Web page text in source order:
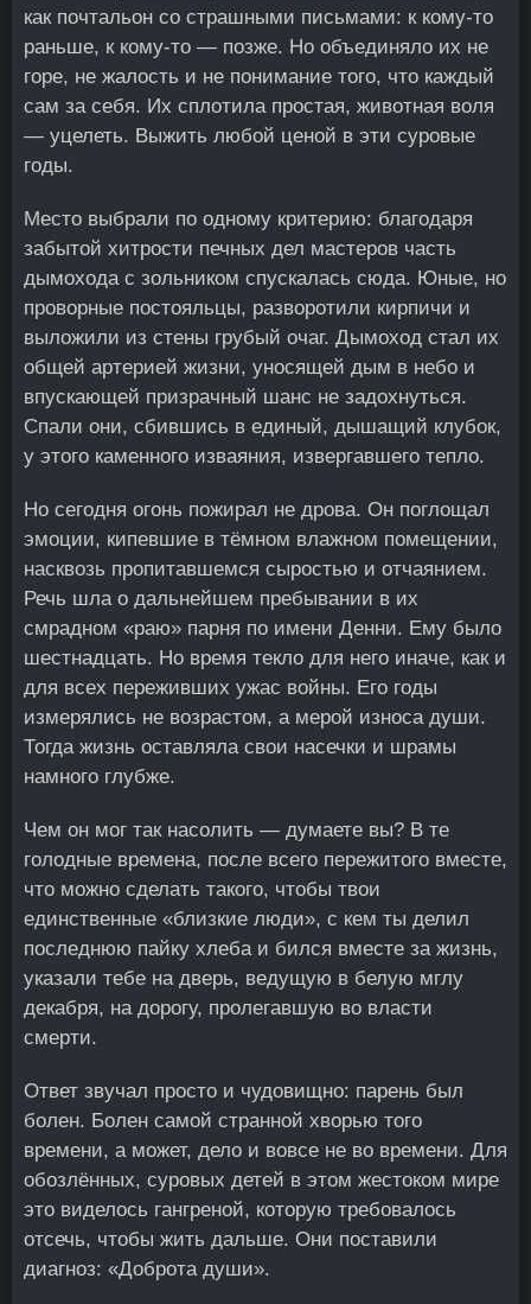
как почтальон со страшными письмами: к кому-то
раньше, к кому-то — позже. Но объединяло их не
горе, не жалость и не понимание того, что каждый
сам за себя. Их сплотила простая, животная воля
— уцелеть. Выжить любой ценой в эти суровые
годы.
Место выбрали по одному критерию: благодаря
забытой хитрости печных дел мастеров часть
дымохода с зольником спускалась сюда. Юные, но
проворные постояльцы, разворотили кирпичи и
выложили из стены грубый очаг. Дымоход стал их
общей артерией жизни, уносящей дым в небо и
впускающей призрачный шанс не задохнуться.
Спали они, сбившись в единый, дышащий клубок,
у этого каменного изваяния, извергавшего тепло.
Но сегодня огонь пожирал не дрова. Он поглощал
эмоции, кипевшие в тёмном влажном помещении,
насквозь пропитавшемся сыростью и отчаянием.
Речь шла о дальнейшем пребывании в их
смрадном «раю» парня по имени Денни. Ему было
шестнадцать. Но время текло для него иначе, как и
для всех переживших ужас войны. Его годы
измерялись не возрастом, а мерой износа души.
Тогда жизнь оставляла свои насечки и шрамы
намного глубже.
Чем он мог так насолить — думаете вы? В те
голодные времена, после всего пережитого вместе,
что можно сделать такого, чтобы твои
единственные «близкие люди», с кем ты делил
последнюю пайку хлеба и бился вместе за жизнь,
указали тебе на дверь, ведущую в белую мглу
декабря, на дорогу, пролегавшую во власти
смерти.
Ответ звучал просто и чудовищно: парень был
болен. Болен самой странной хворью того
времени, а может, дело и вовсе не во времени. Для
обозлённых, суровых детей в этом жестоком мире
это виделось гангреной, которую требовалось
отсечь, чтобы жить дальше. Они поставили
диагноз: «Доброта души».